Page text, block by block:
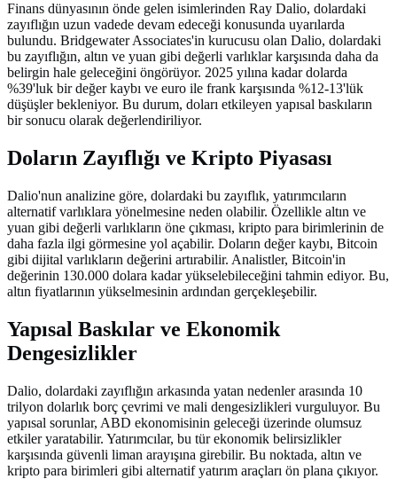
Finans dünyasının önde gelen isimlerinden Ray Dalio, dolardaki
zayıflığın uzun vadede devam edeceği konusunda uyarılarda
bulundu. Bridgewater Associates'in kurucusu olan Dalio, dolardaki
bu zayıflığın, altın ve yuan gibi değerli varlıklar karşısında daha da
belirgin hale geleceğini öngörüyor. 2025 yılına kadar dolarda
%39'luk bir değer kaybı ve euro ile frank karşısında %12-13'lük
düşüşler bekleniyor. Bu durum, doları etkileyen yapısal baskıların
bir sonucu olarak değerlendiriliyor.
Doların Zayıflığı ve Kripto Piyasası
Dalio'nun analizine göre, dolardaki bu zayıflık, yatırımcıların
alternatif varlıklara yönelmesine neden olabilir. Özellikle altın ve
yuan gibi değerli varlıkların öne çıkması, kripto para birimlerinin de
daha fazla ilgi görmesine yol açabilir. Doların değer kaybı, Bitcoin
gibi dijital varlıkların değerini artırabilir. Analistler, Bitcoin'in
değerinin 130.000 dolara kadar yükselebileceğini tahmin ediyor. Bu,
altın fiyatlarının yükselmesinin ardından gerçekleşebilir.
Yapısal Baskılar ve Ekonomik
Dengesizlikler
Dalio, dolardaki zayıflığın arkasında yatan nedenler arasında 10
trilyon dolarlık borç çevrimi ve mali dengesizlikleri vurguluyor. Bu
yapısal sorunlar, ABD ekonomisinin geleceği üzerinde olumsuz
etkiler yaratabilir. Yatırımcılar, bu tür ekonomik belirsizlikler
karşısında güvenli liman arayışına girebilir. Bu noktada, altın ve
kripto para birimleri gibi alternatif yatırım araçları ön plana çıkıyor.